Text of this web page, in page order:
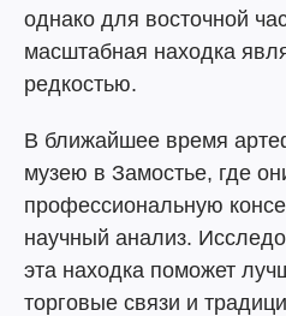
однако для восточной
масштабная находка
редкостью.
В ближайшее время
музею в Замостье, где
профессиональную
научный анализ.
эта находка поможет
торговые связи и